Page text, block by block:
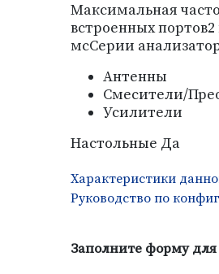
Максимальная
встроенных
мсСерии
Антенны
Смесители/
Усилители
Настольные Да
Характеристики
Руководство по
Заполните форму